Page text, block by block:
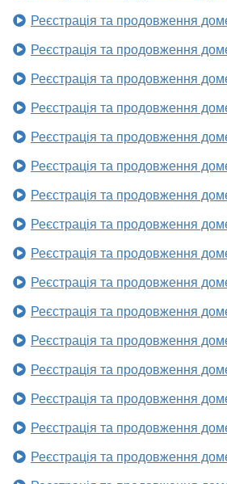
Реєстрація та продовження
Реєстрація та продовження
Реєстрація та продовження
Реєстрація та продовження
Реєстрація та продовження
Реєстрація та продовження
Реєстрація та продовження
Реєстрація та продовження
Реєстрація та продовження
Реєстрація та продовження
Реєстрація та продовження
Реєстрація та продовження
Реєстрація та продовження
Реєстрація та продовження
Реєстрація та продовження
Реєстрація та продовження